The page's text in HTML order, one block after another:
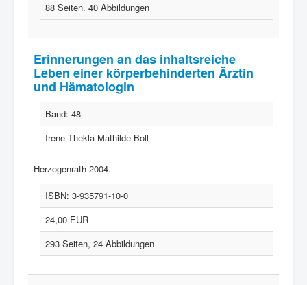
88 Seiten. 40 Abbildungen
Erinnerungen an das inhaltsreiche
Leben einer körperbehinderten Ärztin
und Hämatologin
Band: 48
Irene Thekla Mathilde Boll
Herzogenrath 2004.
ISBN: 3-935791-10-0
24,00 EUR
293 Seiten, 24 Abbildungen